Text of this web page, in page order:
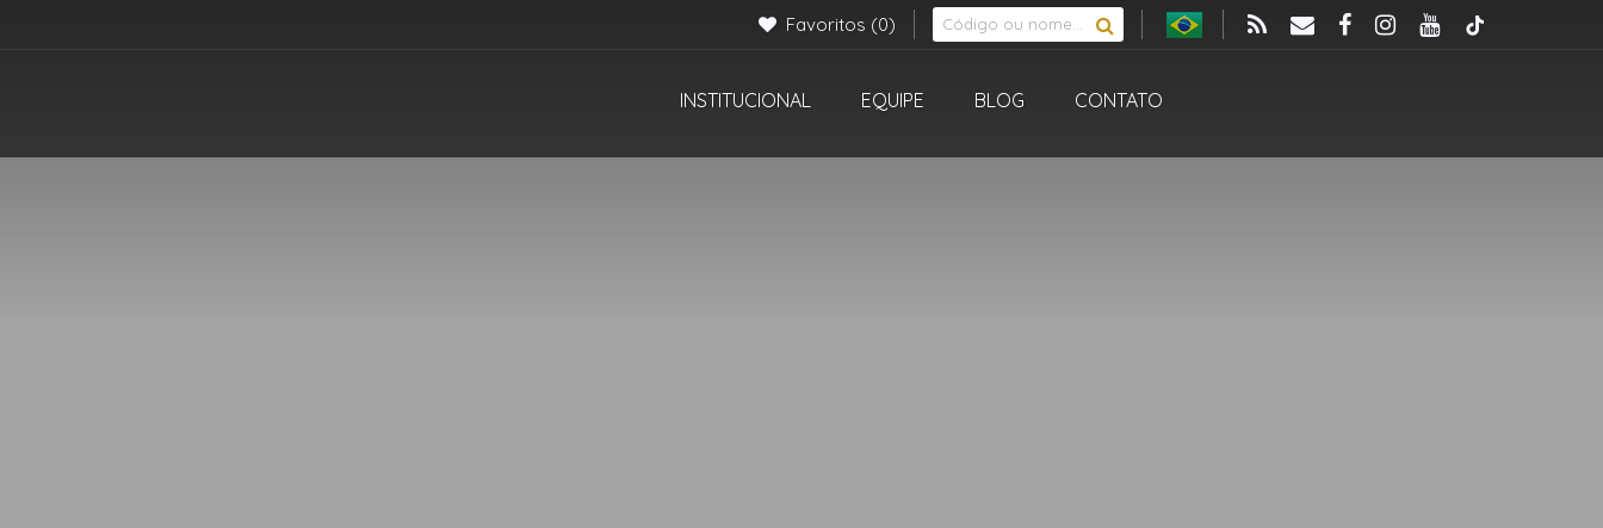
Favoritos (0)
CONTATO
BLOG
EQUIPE
INSTITUCIONAL